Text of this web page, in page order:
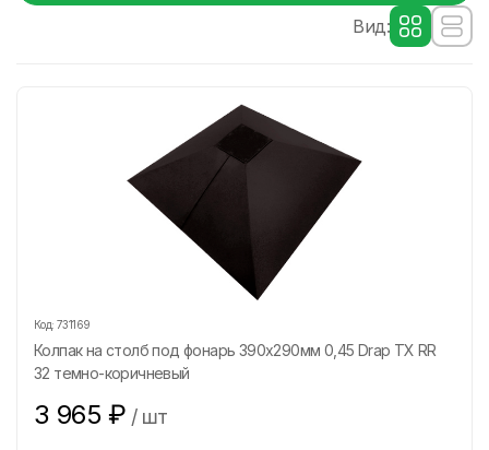
Вид:
Код: 731169
Колпак на столб под фонарь 390х290мм 0,45 Drap ТХ RR
32 темно-коричневый
3 965 ₽ / шт